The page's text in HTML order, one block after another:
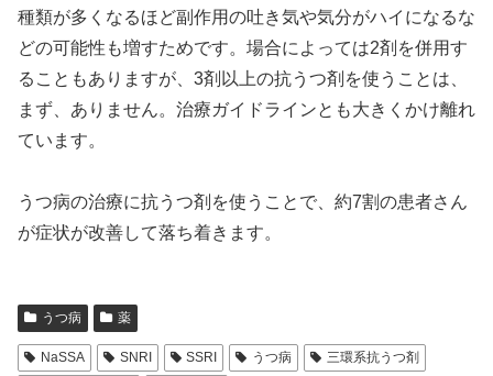
種類が多くなるほど副作用の吐き気や気分がハイになるな
どの可能性も増すためです。場合によっては2剤を併用す
ることもありますが、3剤以上の抗うつ剤を使うことは、
まず、ありません。治療ガイドラインとも大きくかけ離れ
ています。
うつ病の治療に抗うつ剤を使うことで、約7割の患者さん
が症状が改善して落ち着きます。
うつ病 薬
NaSSA SNRI SSRI うつ病
三環系抗うつ剤